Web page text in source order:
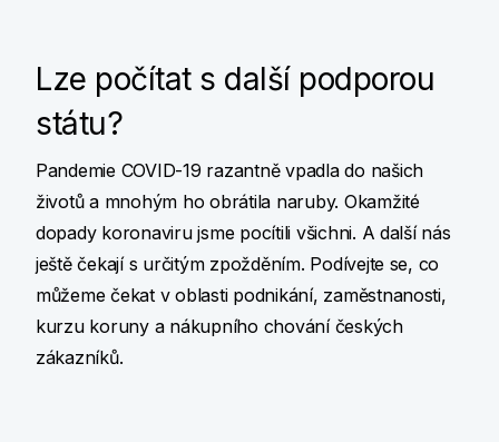
Lze počítat s další podporou
státu?
Pandemie COVID-19 razantně vpadla do našich
životů a mnohým ho obrátila naruby. Okamžité
dopady koronaviru jsme pocítili všichni. A další nás
ještě čekají s určitým zpožděním. Podívejte se, co
můžeme čekat v oblasti podnikání, zaměstnanosti,
kurzu koruny a nákupního chování českých
zákazníků.